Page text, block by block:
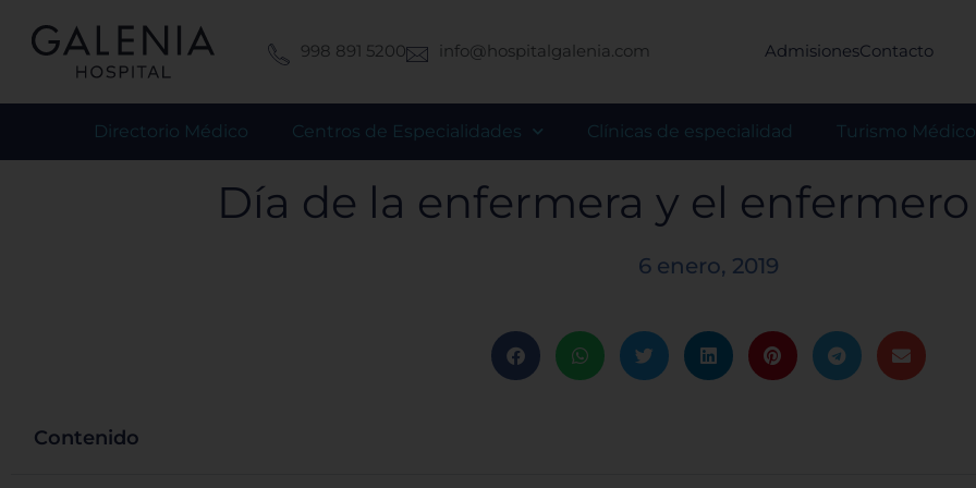
contenido
998 891 5200 info@hospitalgalenia.com AdmisionesContacto
Directorio Médico Centros de Especialidades Clínicas de especialidad Turismo Médico
Día de la enfermera y el
6 enero, 2019
Contenido